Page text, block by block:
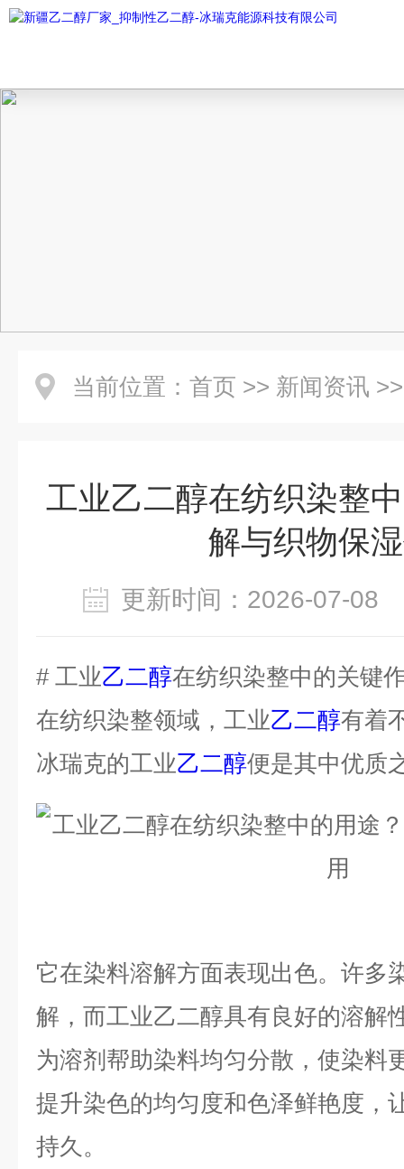
当前位置： 首页 >> 新闻资讯
工业乙二醇在纺织染整
解与织物保
更新时间：2026-07-
# 工业乙二醇在纺织染整中的关键
在纺织染整领域，工业乙二醇有着
冰瑞克的工业乙二醇便是其中优质
它在染料溶解方面表现出色。许多
解，而工业乙二醇具有良好的溶解
为溶剂帮助染料均匀分散，使染料
提升染色的均匀度和色泽鲜艳度，
持久。